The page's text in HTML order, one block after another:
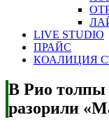
LIVE STUDIO
ПРАЙС
КОАЛИЦИЯ
В Рио толпы
разорили